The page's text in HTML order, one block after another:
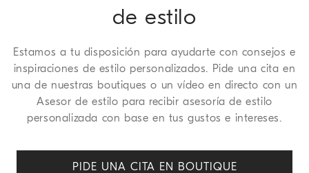
de estilo
Estamos a tu disposición para ayudarte con consejos e
inspiraciones de estilo personalizados. Pide una cita en
una de nuestras boutiques o un vídeo en directo con un
Asesor de estilo para recibir asesoría de estilo
personalizada con base en tus gustos e intereses.
PIDE UNA CITA EN BOUTIQUE